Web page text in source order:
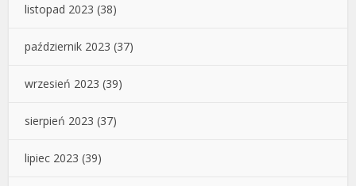
listopad 2023 (38)
październik 2023 (37)
wrzesień 2023 (39)
sierpień 2023 (37)
lipiec 2023 (39)